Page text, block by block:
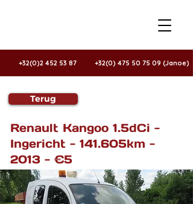
+32(0)2 452 53 87 +32(0) 475 50 75 09 (Janoe)
Terug
Renault Kangoo 1.5dCi -
Ingericht - 141.605km -
2013 - €5